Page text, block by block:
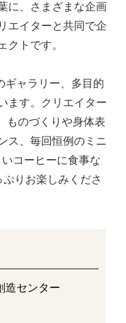
に、さまざまな企画
エイターと共同で企
クトです。
ギャラリー、多目的
ます。クリエイター
ものづくりや身体表
ス、毎回恒例のミニ
コーヒーに食事な
りお楽しみくださ
造センター